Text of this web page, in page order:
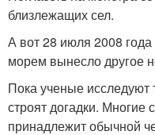
близлежащих сел.
А вот 28 июля 2008
морем вынесло другое
Пока ученые исследуют
строят догадки. Многие
принадлежит обычной